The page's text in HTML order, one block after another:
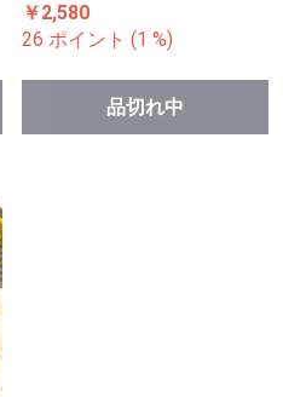
￥2,580
26 ポイント (1 %)
品切れ中